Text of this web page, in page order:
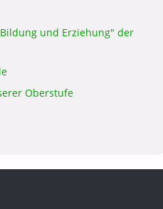
und Erziehung" der
Oberstufe